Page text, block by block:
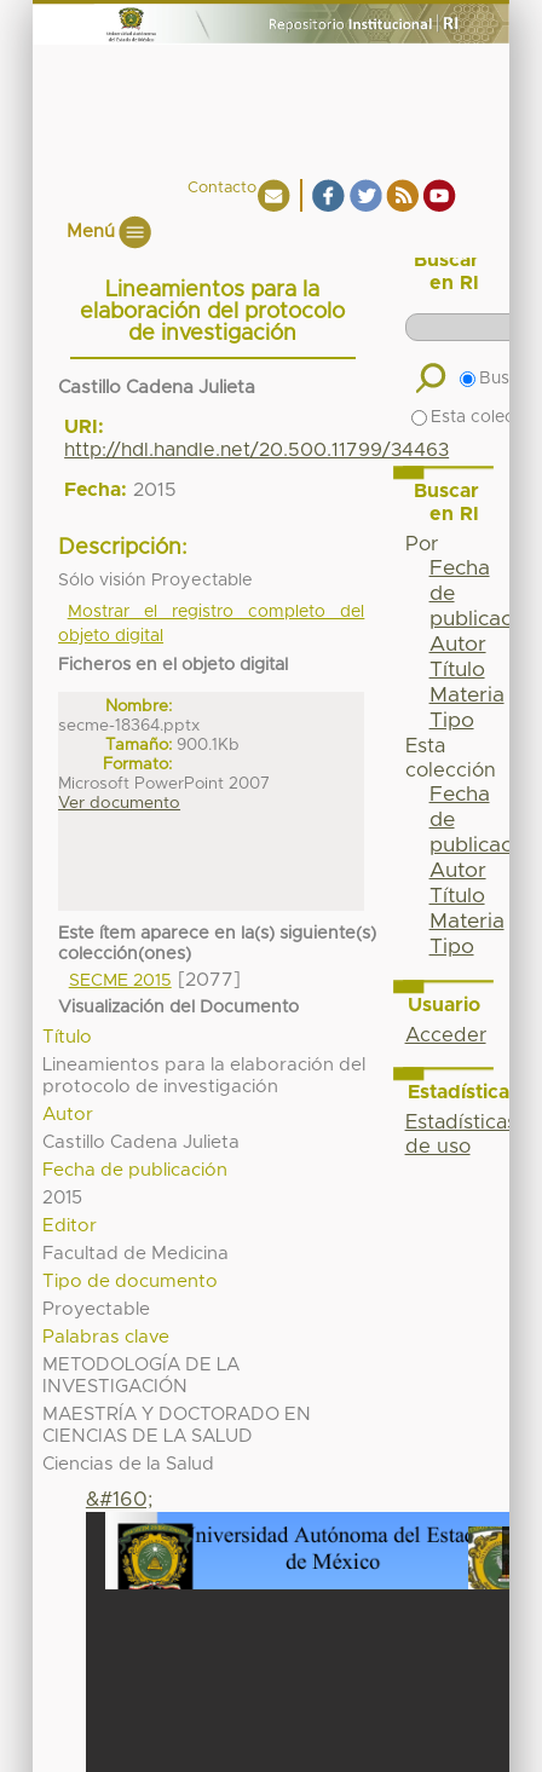
Contacto
Menú
Lineamientos para la
elaboración del protocolo
de investigación
Castillo Cadena Julieta
URI:
http://hdl.handle.net/20.500.11799/34463
Fecha: 2015
Descripción:
Sólo visión Proyectable
Mostrar el registro completo del
objeto digital
Ficheros en el objeto digital
Nombre:
secme-18364.pptx
Tamaño: 900.1Kb
Formato:
Microsoft PowerPoint 2007
Ver documento
Este ítem aparece en la(s) siguiente(s)
colección(ones)
SECME 2015
[2077]
Visualización del Documento
Título
Lineamientos para la elaboración del
protocolo de investigación
Autor
Castillo Cadena Julieta
Fecha de publicación
2015
Editor
Facultad de Medicina
Tipo de documento
Proyectable
Palabras clave
METODOLOGÍA DE LA
INVESTIGACIÓN
MAESTRÍA Y DOCTORADO EN
CIENCIAS DE LA SALUD
Ciencias de la Salud
&#160;
Buscar
en RI
Buscar
Esta
Buscar
en RI
Por
Fecha
de
publicación
Autor
Título
Materia
Tipo
Esta
colección
Fecha
de
publicación
Autor
Título
Materia
Tipo
Usuario
Acceder
Estadísticas
Estadísticas
de uso